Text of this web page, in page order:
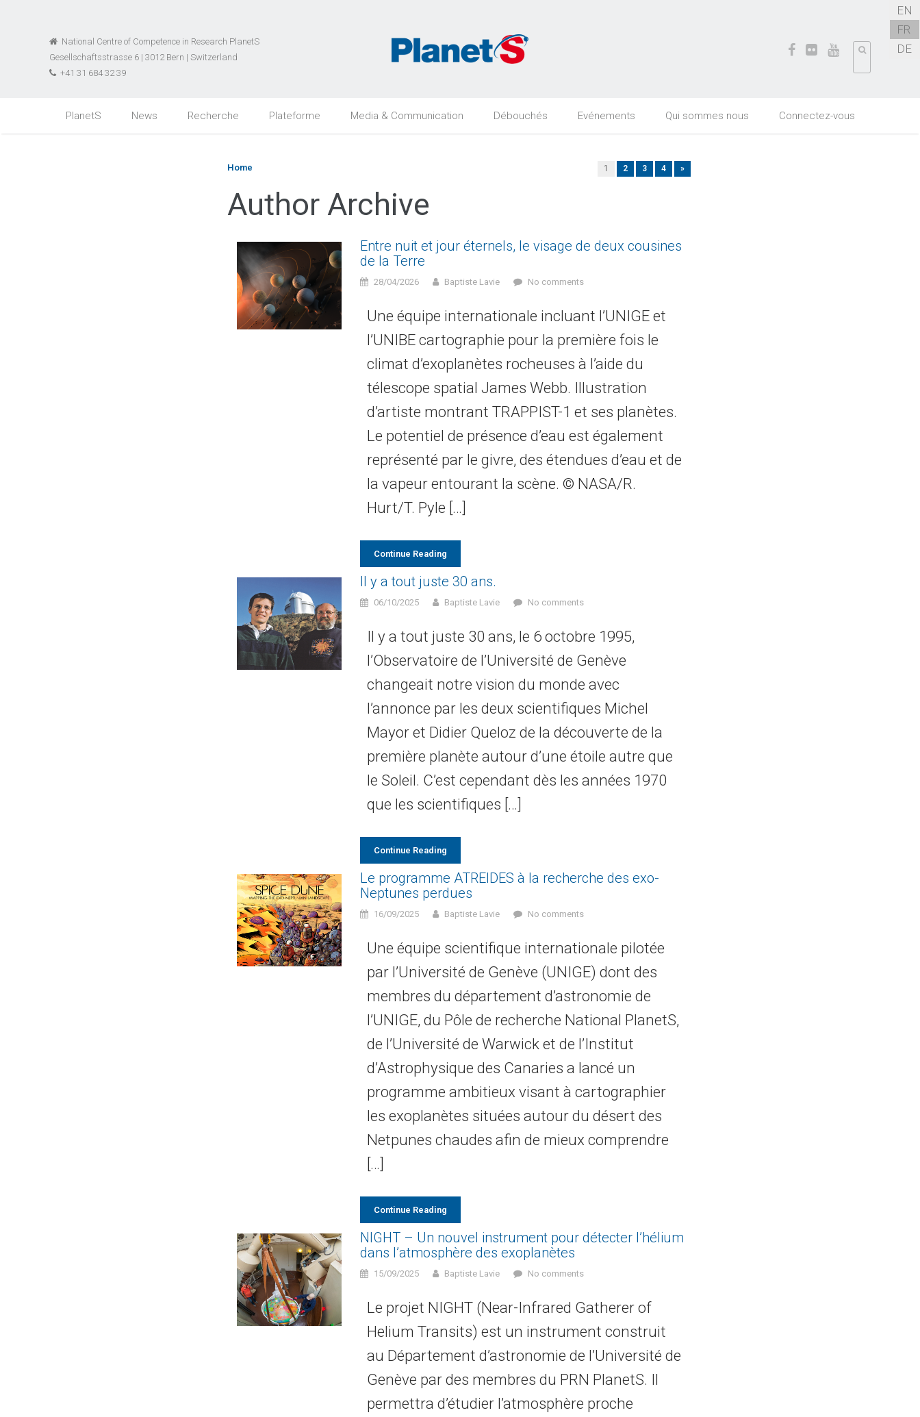
National Centre of Competence in Research PlanetS
Gesellschaftsstrasse 6 | 3012 Bern | Switzerland
+41 31 684 32 39
EN
FR
DE
PlanetS News Recherche Plateforme Media & Communication Débouchés Evénements Qui sommes nous Connectez-vous
1 2 3 4 »
Home
Author Archive
Entre nuit et jour éternels, le visage de deux cousines
de la Terre
28/04/2026 Baptiste Lavie No comments
Une équipe internationale incluant l’UNIGE et
l’UNIBE cartographie pour la première fois le
climat d’exoplanètes rocheuses à l’aide du
télescope spatial James Webb. Illustration
d’artiste montrant TRAPPIST-1 et ses planètes.
Le potentiel de présence d’eau est également
représenté par le givre, des étendues d’eau et de
la vapeur entourant la scène. © NASA/R.
Hurt/T. Pyle […]
Continue Reading
Il y a tout juste 30 ans.
06/10/2025 Baptiste Lavie No comments
Il y a tout juste 30 ans, le 6 octobre 1995,
l’Observatoire de l’Université de Genève
changeait notre vision du monde avec
l’annonce par les deux scientifiques Michel
Mayor et Didier Queloz de la découverte de la
première planète autour d’une étoile autre que
le Soleil. C’est cependant dès les années 1970
que les scientifiques […]
Continue Reading
Le programme ATREIDES à la recherche des exo-
Neptunes perdues
16/09/2025 Baptiste Lavie No comments
Une équipe scientifique internationale pilotée
par l’Université de Genève (UNIGE) dont des
membres du département d’astronomie de
l’UNIGE, du Pôle de recherche National PlanetS,
de l’Université de Warwick et de l’Institut
d’Astrophysique des Canaries a lancé un
programme ambitieux visant à cartographier
les exoplanètes situées autour du désert des
Netpunes chaudes afin de mieux comprendre
[…]
Continue Reading
NIGHT – Un nouvel instrument pour détecter l’hélium
dans l’atmosphère des exoplanètes
15/09/2025 Baptiste Lavie No comments
Le projet NIGHT (Near-Infrared Gatherer of
Helium Transits) est un instrument construit
au Département d’astronomie de l’Université de
Genève par des membres du PRN PlanetS. Il
permettra d’étudier l’atmosphère proche